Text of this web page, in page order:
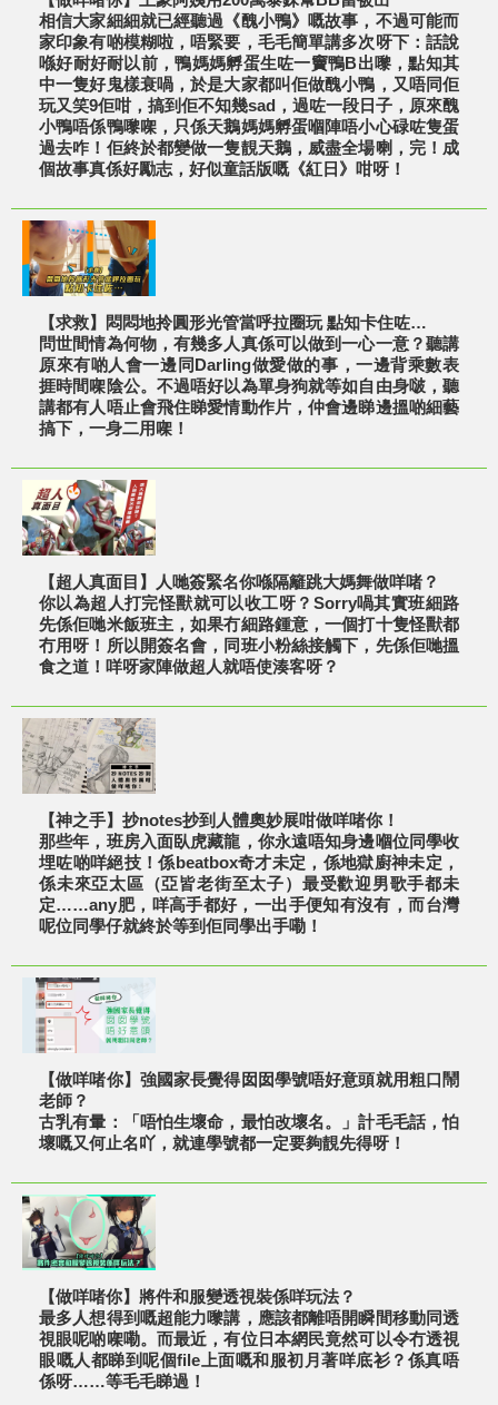
相信大家細細就已經聽過《醜小鴨》嘅故事，不過可能而
家印象有啲模糊啦，唔緊要，毛毛簡單講多次呀下：話說
喺好耐好耐以前，鴨媽媽孵蛋生咗一竇鴨B出嚟，點知其
中一隻好鬼樣衰喎，於是大家都叫佢做醜小鴨，又唔同佢
玩又笑9佢咁，搞到佢不知幾sad，過咗一段日子，原來醜
小鴨唔係鴨嚟㗎，只係天鵝媽媽孵蛋嗰陣唔小心碌咗隻蛋
過去咋！佢終於都變做一隻靚天鵝，威盡全場喇，完！成
個故事真係好勵志，好似童話版嘅《紅日》咁呀！
【求救】悶悶地拎圓形光管當呼拉圈玩 點知卡住咗…
問世間情為何物，有幾多人真係可以做到一心一意？聽講
原來有啲人會一邊同Darling做愛做的事，一邊背乘數表
捱時間㗎陰公。不過唔好以為單身狗就等如自由身啵，聽
講都有人唔止會飛住睇愛情動作片，仲會邊睇邊搵啲細藝
搞下，一身二用㗎！
【超人真面目】人哋簽緊名你喺隔籬跳大媽舞做咩啫？
你以為超人打完怪獸就可以收工呀？Sorry喎其實班細路
先係佢哋米飯班主，如果冇細路鍾意，一個打十隻怪獸都
冇用呀！所以開簽名會，同班小粉絲接觸下，先係佢哋搵
食之道！咩呀家陣做超人就唔使湊客呀？
【神之手】抄notes抄到人體奧妙展咁做咩啫你！
那些年，班房入面臥虎藏龍，你永遠唔知身邊嗰位同學收
埋咗啲咩絕技！係beatbox奇才未定，係地獄廚神未定，
係未來亞太區（亞皆老街至太子）最受歡迎男歌手都未
定……any肥，咩高手都好，一出手便知有沒有，而台灣
呢位同學仔就終於等到佢同學出手嘞！
【做咩啫你】強國家長覺得囡囡學號唔好意頭就用粗口鬧
老師？
古乳有暈：「唔怕生壞命，最怕改壞名。」計毛毛話，怕
壞嘅又何止名吖，就連學號都一定要夠靚先得呀！
【做咩啫你】將件和服變透視裝係咩玩法？
最多人想得到嘅超能力嚟講，應該都離唔開瞬間移動同透
視眼呢啲㗎嘞。而最近，有位日本網民竟然可以令冇透視
眼嘅人都睇到呢個file上面嘅和服初月著咩底衫？係真唔
係呀……等毛毛睇過！